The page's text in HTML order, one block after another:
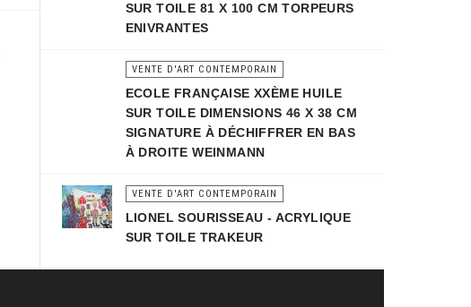
SUR TOILE 81 X 100 CM TORPEURS
ENIVRANTES
VENTE D'ART CONTEMPORAIN
ECOLE FRANÇAISE XXÈME HUILE
SUR TOILE DIMENSIONS 46 X 38 CM
SIGNATURE À DÉCHIFFRER EN BAS
À DROITE WEINMANN
VENTE D'ART CONTEMPORAIN
LIONEL SOURISSEAU - ACRYLIQUE
SUR TOILE TRAKEUR